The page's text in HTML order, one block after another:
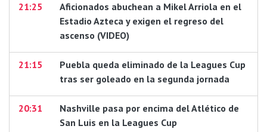
21:25
Aficionados abuchean a Mikel Arriola en el
Estadio Azteca y exigen el regreso del
ascenso (VIDEO)
21:15
Puebla queda eliminado de la Leagues Cup
tras ser goleado en la segunda jornada
20:31
Nashville pasa por encima del Atlético de
San Luis en la Leagues Cup